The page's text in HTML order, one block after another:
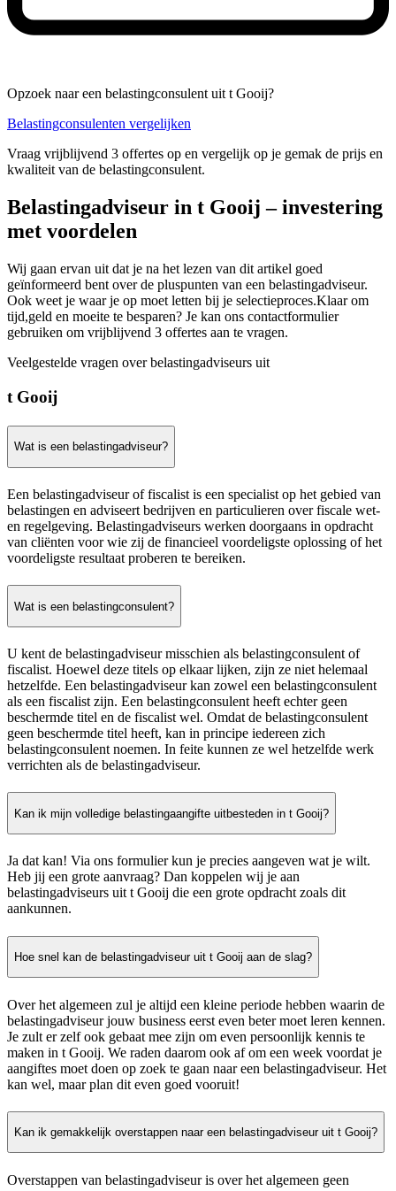
Opzoek naar een belastingconsulent uit t Gooij?
Belastingconsulenten vergelijken
Vraag vrijblijvend 3 offertes op en vergelijk op je gemak de prijs en
kwaliteit van de belastingconsulent.
Belastingadviseur in t Gooij – investering
met voordelen
Wij gaan ervan uit dat je na het lezen van dit artikel goed
geïnformeerd bent over de pluspunten van een belastingadviseur.
Ook weet je waar je op moet letten bij je selectieproces.Klaar om
tijd,geld en moeite te besparen? Je kan ons contactformulier
gebruiken om vrijblijvend 3 offertes aan te vragen.
Veelgestelde vragen over belastingadviseurs uit
t Gooij
Wat is een belastingadviseur?
Een belastingadviseur of fiscalist is een specialist op het gebied van
belastingen en adviseert bedrijven en particulieren over fiscale wet-
en regelgeving. Belastingadviseurs werken doorgaans in opdracht
van cliënten voor wie zij de financieel voordeligste oplossing of het
voordeligste resultaat proberen te bereiken.
Wat is een belastingconsulent?
U kent de belastingadviseur misschien als belastingconsulent of
fiscalist. Hoewel deze titels op elkaar lijken, zijn ze niet helemaal
hetzelfde. Een belastingadviseur kan zowel een belastingconsulent
als een fiscalist zijn. Een belastingconsulent heeft echter geen
beschermde titel en de fiscalist wel. Omdat de belastingconsulent
geen beschermde titel heeft, kan in principe iedereen zich
belastingconsulent noemen. In feite kunnen ze wel hetzelfde werk
verrichten als de belastingadviseur.
Kan ik mijn volledige belastingaangifte uitbesteden in t Gooij?
Ja dat kan! Via ons formulier kun je precies aangeven wat je wilt.
Heb jij een grote aanvraag? Dan koppelen wij je aan
belastingadviseurs uit t Gooij die een grote opdracht zoals dit
aankunnen.
Hoe snel kan de belastingadviseur uit t Gooij aan de slag?
Over het algemeen zul je altijd een kleine periode hebben waarin de
belastingadviseur jouw business eerst even beter moet leren kennen.
Je zult er zelf ook gebaat mee zijn om even persoonlijk kennis te
maken in t Gooij. We raden daarom ook af om een week voordat je
aangiftes moet doen op zoek te gaan naar een belastingadviseur. Het
kan wel, maar plan dit even goed vooruit!
Kan ik gemakkelijk overstappen naar een belastingadviseur uit t Gooij?
Overstappen van belastingadviseur is over het algemeen geen